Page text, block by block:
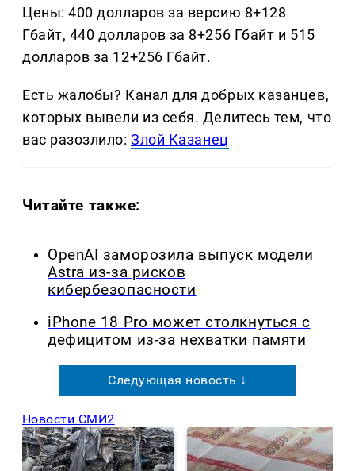
Цены: 400 долларов за версию 8+128
Гбайт, 440 долларов за 8+256 Гбайт и 515
долларов за 12+256 Гбайт.
Есть жалобы? Канал для добрых казанцев,
которых вывели из себя. Делитеcь тем, что
вас разозлило:Злой Казанец
Читайте также:
OpenAI заморозила выпуск модели
Astra из-за рисков
кибербезопасности
iPhone 18 Pro может столкнуться с
дефицитом из-за нехватки памяти
Следующая новость ↓
Новости СМИ2